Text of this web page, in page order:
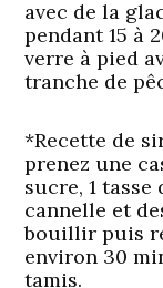
avec de la
pendant 15 à
verre à pied
tranche de
*Recette de
prenez une
sucre, 1 tasse
cannelle et
bouillir puis
environ 30
tamis.